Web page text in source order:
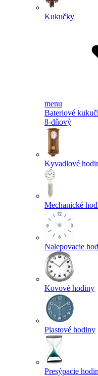
Kukučky
menu
Bateriové
8-dňový
Kyvadlové
Mechanické
Nalepovacie
Kovové hodiny
Plastové hodiny
Presýpacie